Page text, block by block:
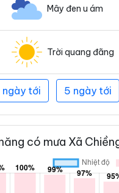
Mây đen u ám
Trời quang đãng
ngày tới 5 ngày tới
có mưa Xã